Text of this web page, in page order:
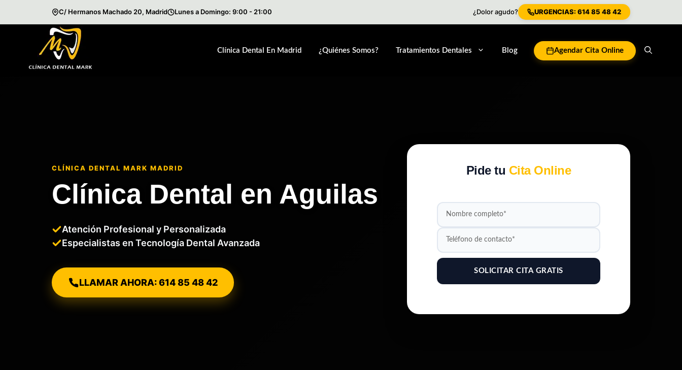
C/ Hermanos Machado 20, Madrid Lunes a Domingo: 9:00 - 21:00 ¿Dolor agudo? URGENCIAS: 614 85 48 42
contenido
Clínica Dental En Madrid ¿Quiénes Somos? Tratamientos Dentales Blog Agendar Cita Online
CLÍNICA DENTAL MARK MADRID
Clínica Dental en Aguilas
Atención Profesional y Personalizada
Especialistas en Tecnología Dental Avanzada
LLAMAR AHORA: 614 85 48 42
Pide tu Cita Online